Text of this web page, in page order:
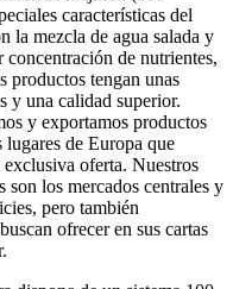
características del
la mezcla de agua salada y
de nutrientes,
productos tengan unas
y una calidad superior.
y exportamos productos
lugares de Europa que
oferta. Nuestros
son los mercados centrales y
pero también
ofrecer en sus cartas